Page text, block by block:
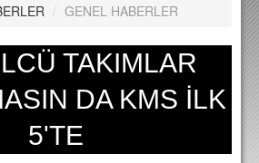
/ GENEL HABERLER
TAKIMLAR
DA KMS İLK
5'TE